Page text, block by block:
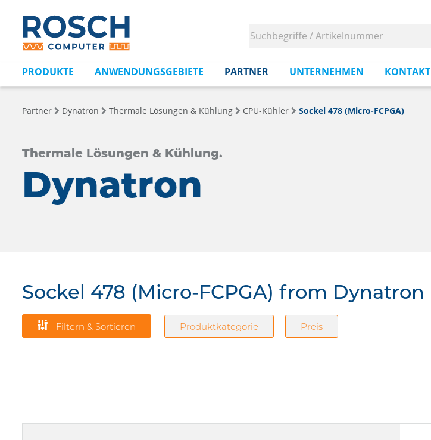
PRODUKTE ANWENDUNGSGEBIETE PARTNER UNTERNEHMEN KONTAKT
Partner Dynatron Thermale Lösungen & Kühlung CPU-Kühler Sockel 478 (Micro-FCPGA)
Thermale Lösungen & Kühlung.
Dynatron
Sockel 478 (Micro-FCPGA) from Dynatron
Filtern & Sortieren Produktkategorie Preis